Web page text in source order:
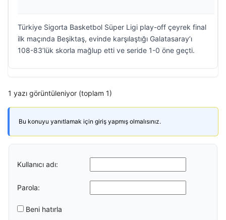
Türkiye Sigorta Basketbol Süper Ligi play-off çeyrek final
ilk maçında Beşiktaş, evinde karşılaştığı Galatasaray’ı
108-83’lük skorla mağlup etti ve seride 1-0 öne geçti.
1 yazı görüntüleniyor (toplam 1)
Bu konuyu yanıtlamak için giriş yapmış olmalısınız.
Kullanıcı adı:
Parola:
Beni hatırla